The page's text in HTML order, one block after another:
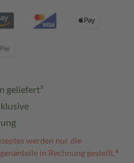
geliefert³
werden nur die
in Rechnung gestellt.⁴